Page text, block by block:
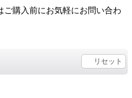
購入前にお気軽にお問い合わ
リセット